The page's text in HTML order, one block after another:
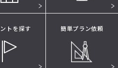
トを探す 簡単プラン依頼